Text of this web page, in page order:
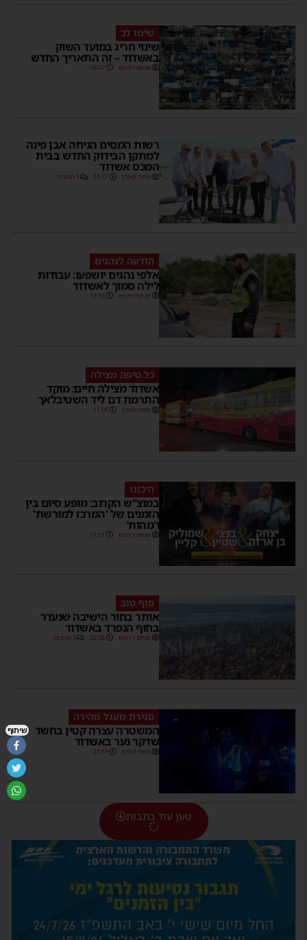
שימו לב
שינוי חריג במועד השוק
באשדוד – זה התאריך החדש
מנחם דויטש 16:07
רשות המסים הניחה אבן פינה
למתקן הבידוק החדש בבית
המכס אשדוד
משה קאהן 15:37 1 תגובות
הודעה לנהגים
אלפי נהגים יושפעו: עבודות
לילה סמוך לאשדוד
מנחם דויטש 11:10
כל טיפה מצילה
אשדוד מצילה חיים: מוקד
התרמת דם ליד השטיבלאך
משה קאהן 11:05
היכונו
במוצ”ש הקרוב: מופע סיום בין
הזמנים של 'המרכז למורשת'
ו'מהות'
מנחם דויטש 11:01
סוף טוב
אותר בחור הישיבה שנעדר
בחוף הנפרד באשדוד
מנחם דויטש 22:08 3 תגובות
סגירת מעגל מהירה
המשטרה עצרה קטין בחשד
שדקר נער באשדוד
משה קאהן 21:59
טען עוד כתבות
שיתוף